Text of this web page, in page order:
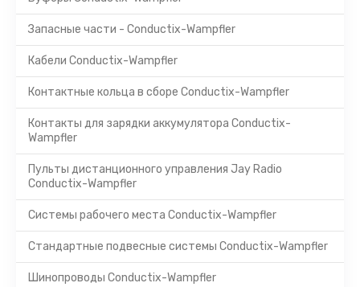
Запасные части - Conductix-Wampfler
Кабели Conductix-Wampfler
Контактные кольца в сборе Conductix-Wampfler
Контакты для зарядки аккумулятора Conductix-
Wampfler
Пульты дистанционного управления Jay Radio
Conductix-Wampfler
Системы рабочего места Conductix-Wampfler
Стандартные подвесные системы Conductix-Wampfler
Шинопроводы Conductix-Wampfler